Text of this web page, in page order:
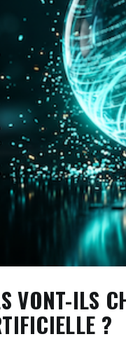
VONT-ILS
?